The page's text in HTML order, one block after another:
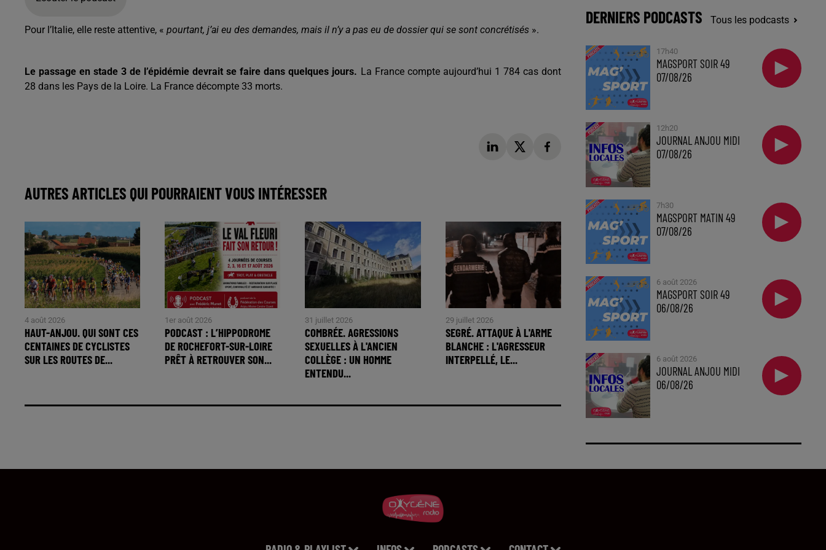
Pour l’Italie, elle reste attentive, « pourtant, j’ai eu des demandes, mais il n’y a pas eu de dossier qui se sont concrétisés ».
Le passage en stade 3 de l’épidémie devrait se faire dans quelques jours. La France compte aujourd’hui 1 784 cas dont
28 dans les Pays de la Loire. La France décompte 33 morts.
AUTRES ARTICLES QUI POURRAIENT VOUS INTÉRESSER
4 août 2026
HAUT-ANJOU. QUI SONT CES
CENTAINES DE CYCLISTES
SUR LES ROUTES DE...
1er août 2026
PODCAST : L’HIPPODROME
DE ROCHEFORT-SUR-LOIRE
PRÊT À RETROUVER SON...
31 juillet 2026
COMBRÉE. AGRESSIONS
SEXUELLES À L'ANCIEN
COLLÈGE : UN HOMME
ENTENDU...
29 juillet 2026
SEGRÉ. ATTAQUE À L'ARME
BLANCHE : L'AGRESSEUR
INTERPELLÉ, LE...
DERNIERS PODCASTS Tous les podcasts
17h40
MAGSPORT SOIR 49
07/08/26
12h20
JOURNAL ANJOU MIDI
07/08/26
7h30
MAGSPORT MATIN 49
07/08/26
6 août 2026
MAGSPORT SOIR 49
06/08/26
6 août 2026
JOURNAL ANJOU MIDI
06/08/26